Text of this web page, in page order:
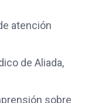
atención
de Aliada,
sobre